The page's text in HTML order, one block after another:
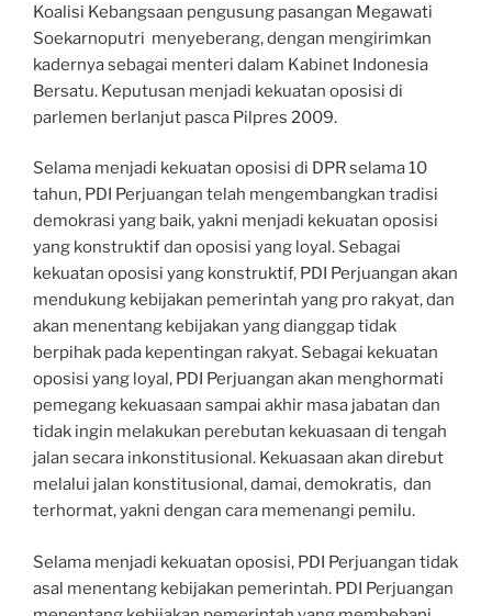
Koalisi Kebangsaan pengusung pasangan Megawati
Soekarnoputri menyeberang, dengan mengirimkan
kadernya sebagai menteri dalam Kabinet Indonesia
Bersatu. Keputusan menjadi kekuatan oposisi di
parlemen berlanjut pasca Pilpres 2009.
Selama menjadi kekuatan oposisi di DPR selama 10
tahun, PDI Perjuangan telah mengembangkan tradisi
demokrasi yang baik, yakni menjadi kekuatan oposisi
yang konstruktif dan oposisi yang loyal. Sebagai
kekuatan oposisi yang konstruktif, PDI Perjuangan akan
mendukung kebijakan pemerintah yang pro rakyat, dan
akan menentang kebijakan yang dianggap tidak
berpihak pada kepentingan rakyat. Sebagai kekuatan
oposisi yang loyal, PDI Perjuangan akan menghormati
pemegang kekuasaan sampai akhir masa jabatan dan
tidak ingin melakukan perebutan kekuasaan di tengah
jalan secara inkonstitusional. Kekuasaan akan direbut
melalui jalan konstitusional, damai, demokratis, dan
terhormat, yakni dengan cara memenangi pemilu.
Selama menjadi kekuatan oposisi, PDI Perjuangan tidak
asal menentang kebijakan pemerintah. PDI Perjuangan